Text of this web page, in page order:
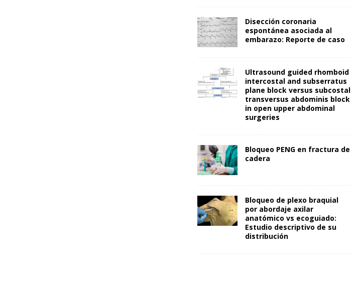
Disección coronaria
espontánea asociada al
embarazo: Reporte de caso
Ultrasound guided rhomboid
intercostal and subserratus
plane block versus subcostal
transversus abdominis block
in open upper abdominal
surgeries
Bloqueo PENG en fractura de
cadera
Bloqueo de plexo braquial
por abordaje axilar
anatómico vs ecoguiado:
Estudio descriptivo de su
distribución